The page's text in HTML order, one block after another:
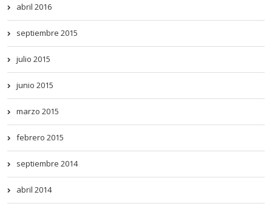
abril 2016
septiembre 2015
julio 2015
junio 2015
marzo 2015
febrero 2015
septiembre 2014
abril 2014